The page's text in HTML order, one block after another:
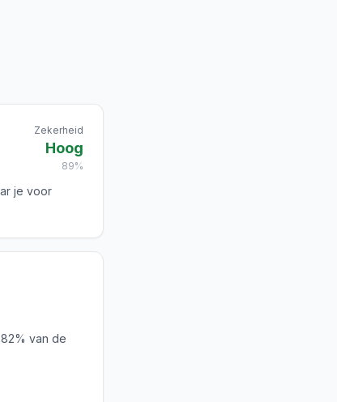
Zekerheid
Hoog
89%
je voor
van de